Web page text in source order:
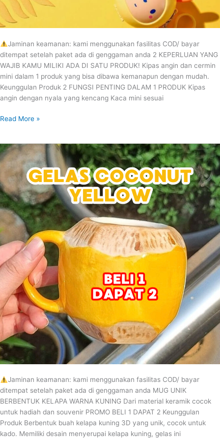
Jaminan keamanan: kami menggunakan fasilitas COD/ bayar
ditempat setelah paket ada di genggaman anda 2 KEPERLUAN YANG
WAJIB KAMU MILIKI ADA DI SATU PRODUK! Kipas angin dan cermin
mini dalam 1 produk yang bisa dibawa kemanapun dengan mudah.
Keunggulan Produk 2 FUNGSI PENTING DALAM 1 PRODUK Kipas
angin dengan nyala yang kencang Kaca mini sesuai
Read More »
Jaminan keamanan: kami menggunakan fasilitas COD/ bayar
ditempat setelah paket ada di genggaman anda MUG UNIK
BERBENTUK KELAPA WARNA KUNING Dari material keramik cocok
untuk hadiah dan souvenir PROMO BELI 1 DAPAT 2 Keunggulan
Produk Berbentuk buah kelapa kuning 3D yang unik, cocok untuk
kado. Memiliki desain menyerupai kelapa kuning, gelas ini
GELAS
COCONUT
YELLOW
BELI
1
DAPAT
2